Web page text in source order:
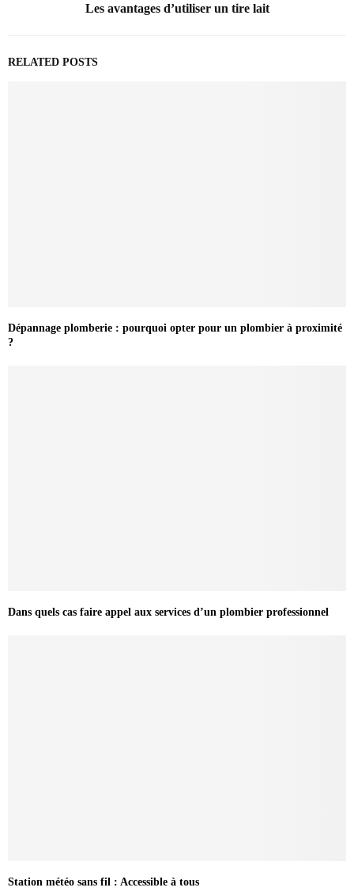
Les avantages d’utiliser un tire lait
RELATED POSTS
Dépannage plomberie : pourquoi opter pour un plombier à proximité
?
Dans quels cas faire appel aux services d’un plombier professionnel
Station météo sans fil : Accessible à tous